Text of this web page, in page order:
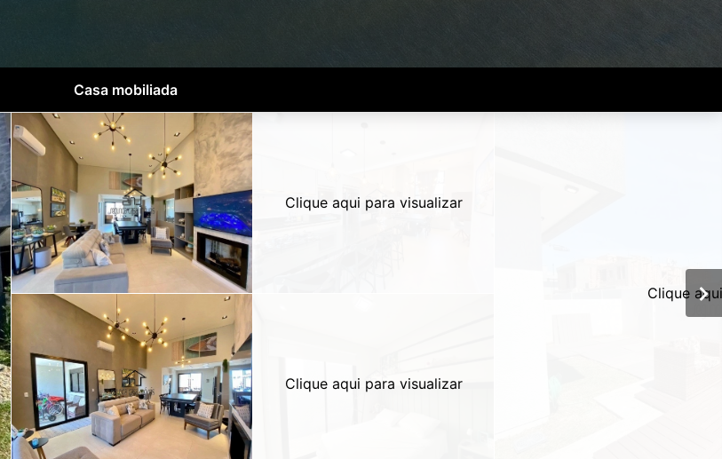
Casa mobiliada
Clique aqui para visualizar
Clique aqui para visualizar
Clique